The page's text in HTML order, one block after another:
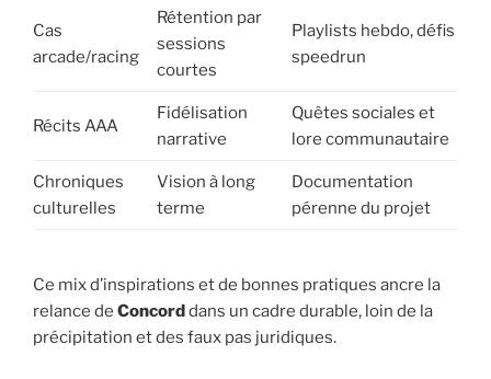
Cas
arcade/racing
Rétention par
sessions
courtes
Playlists hebdo, défis
speedrun
Récits AAA
Fidélisation
narrative
Quêtes sociales et
lore communautaire
Chroniques
culturelles
Vision à long
terme
Documentation
pérenne du projet
Ce mix d’inspirations et de bonnes pratiques ancre la
relance de Concorddans un cadre durable, loin de la
précipitation et des faux pas juridiques.